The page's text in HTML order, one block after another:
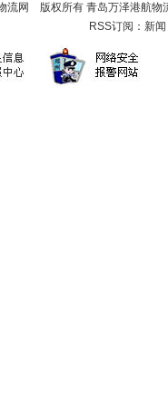
无修船、加燃
长175米的船只
深可达9.5米，
流网 版权所有 青岛万泽港航物
RSS订阅： 新闻